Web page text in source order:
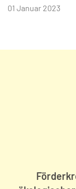
01 Januar 2023